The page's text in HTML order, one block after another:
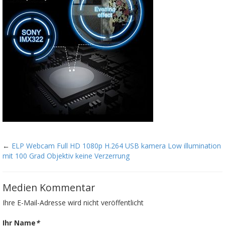
← ELP Webcam Full HD 1080p H.264 USB kamera Low illumination
mit 100 Grad Objektiv keine Verzerrung
Medien Kommentar
Ihre E-Mail-Adresse wird nicht veröffentlicht
Ihr Name*